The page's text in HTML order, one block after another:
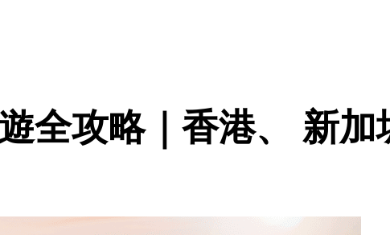
全攻略｜香港、 新加